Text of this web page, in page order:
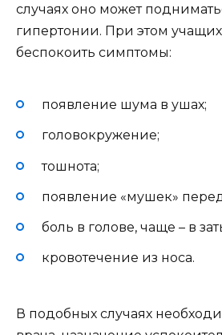
случаях оно может
гипертонии. При этом
беспокоить симптомы:
появление шума в ушах;
головокружение;
тошнота;
появление «мушек»
боль в голове, чаще – в
кровотечение из носа.
В подобных случаях